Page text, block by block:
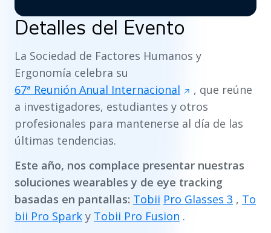
Detalles del Evento
La Sociedad de Factores Humanos y
Ergonomía celebra su
67ª Reunión Anual Internacional
, que reúne
a investigadores, estudiantes y otros
profesionales para mantenerse al día de las
últimas tendencias.
Este año, nos complace presentar nuestras
soluciones wearables y de eye tracking
basadas en pantallas: Tobii Pro Glasses 3 , To
bii Pro Spark y Tobii Pro Fusion .